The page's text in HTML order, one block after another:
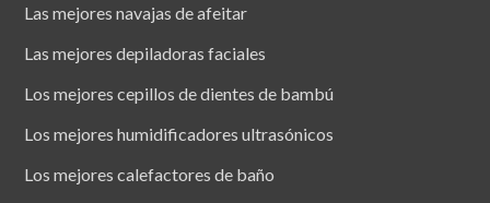
Las mejores navajas de afeitar
Las mejores depiladoras faciales
Los mejores cepillos de dientes de bambú
Los mejores humidificadores ultrasónicos
Los mejores calefactores de baño